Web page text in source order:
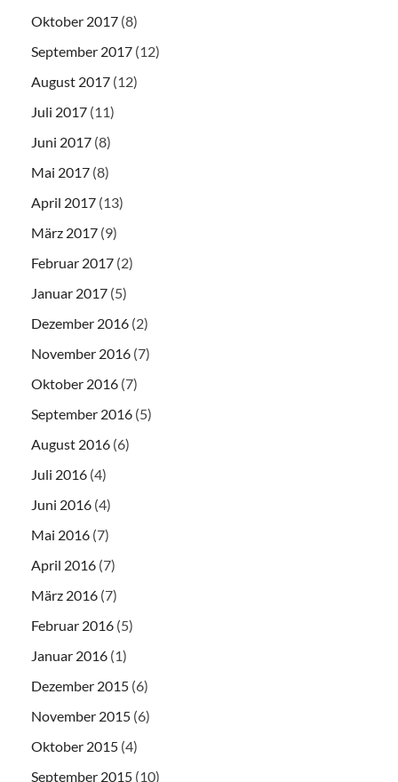
Oktober 2017 (8)
September 2017 (12)
August 2017 (12)
Juli 2017 (11)
Juni 2017 (8)
Mai 2017 (8)
April 2017 (13)
März 2017 (9)
Februar 2017 (2)
Januar 2017 (5)
Dezember 2016 (2)
November 2016 (7)
Oktober 2016 (7)
September 2016 (5)
August 2016 (6)
Juli 2016 (4)
Juni 2016 (4)
Mai 2016 (7)
April 2016 (7)
März 2016 (7)
Februar 2016 (5)
Januar 2016 (1)
Dezember 2015 (6)
November 2015 (6)
Oktober 2015 (4)
September 2015 (10)